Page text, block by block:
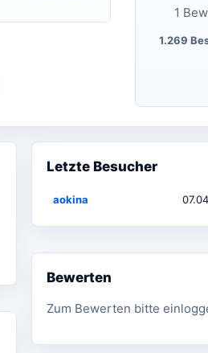
1
1.269
Letzte Besucher
aokina
Bewerten
Zum Bewerten bitte